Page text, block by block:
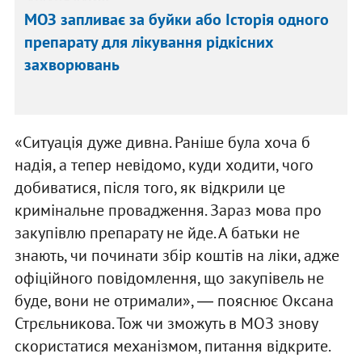
МОЗ запливає за буйки або Історія одного
препарату для лікування рідкісних
захворювань
«Ситуація дуже дивна. Раніше була хоча б
надія, а тепер невідомо, куди ходити, чого
добиватися, після того, як відкрили це
кримінальне провадження. Зараз мова про
закупівлю препарату не йде. А батьки не
знають, чи починати збір коштів на ліки, адже
офіційного повідомлення, що закупівель не
буде, вони не отримали», ― пояснює Оксана
Стрєльникова. Тож чи зможуть в МОЗ знову
скористатися механізмом, питання відкрите.